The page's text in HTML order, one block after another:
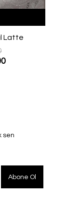
Latte
sen
Abone Ol